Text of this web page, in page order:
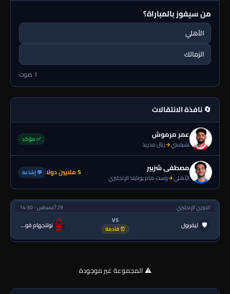
من سيفوز بالمباراة؟
الأهلي
الزمالك
1 صوت
🔄 نافذة الانتقالات
عمر مرموش
تشيلسي→ريال مدريد
✅ مؤكد
مصطفى شزبير
الأهلي→وست هام يونايتد الإنجليزي 5 ملايين دولا 💬 إشاعة
الدوري الإنجليزي 29 أغسطس - 14:30
🛡 ليفربول VS
⏰ قادمة نوتنجهام فورست
⚠️ المجموعة غير موجودة